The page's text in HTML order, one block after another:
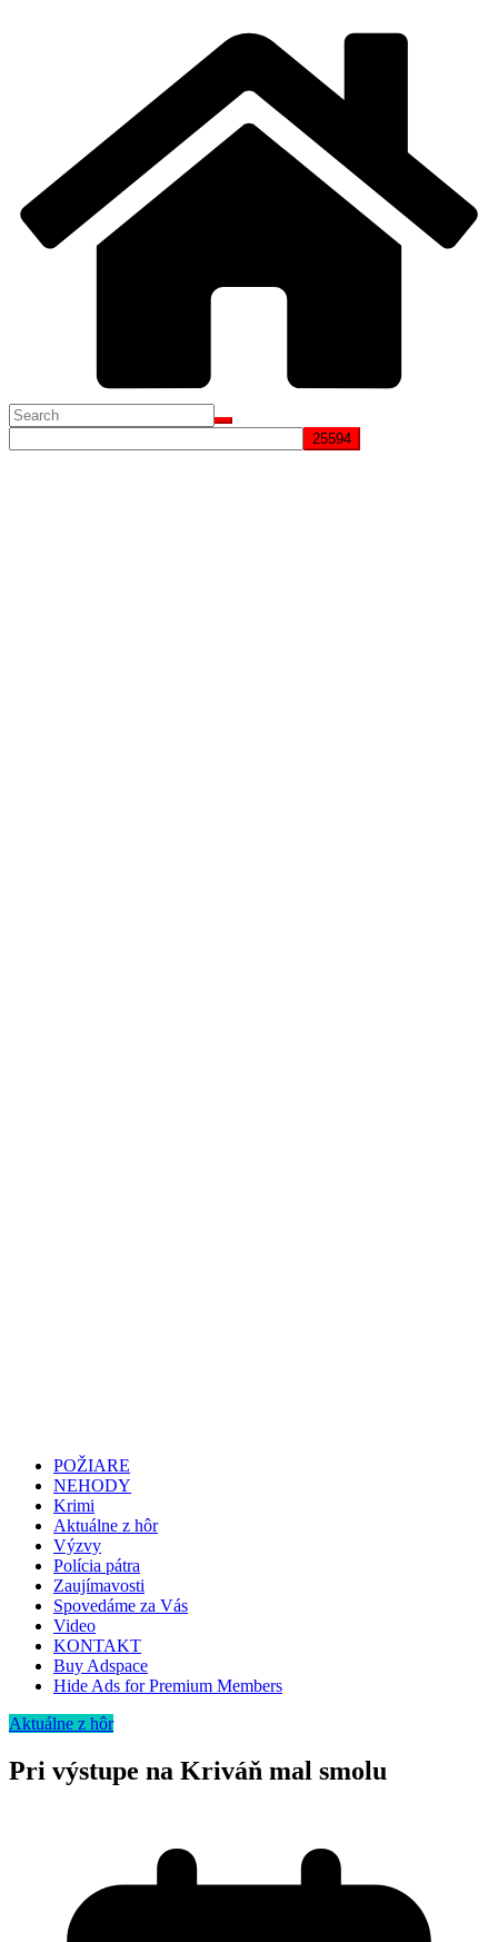
POŽIARE
NEHODY
Krimi
Aktuálne z hôr
Výzvy
Polícia pátra
Zaujímavosti
Spovedáme za Vás
Video
KONTAKT
Buy Adspace
Hide Ads for Premium Members
Aktuálne z hôr
Pri výstupe na Kriváň mal smolu